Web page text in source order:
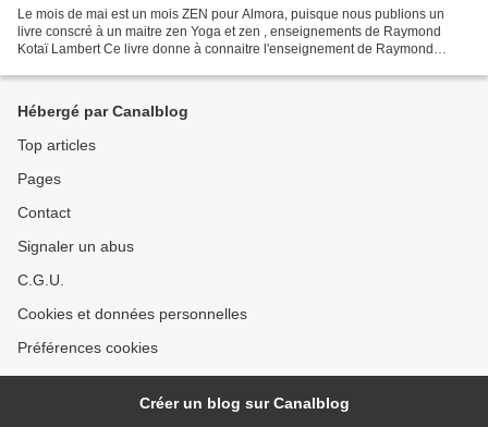
Le mois de mai est un mois ZEN pour Almora, puisque nous publions un
livre conscré à un maitre zen Yoga et zen , enseignements de Raymond
Kotaï Lambert Ce livre donne à connaitre l'enseignement de Raymond
Hébergé par Canalblog
Top articles
Pages
Contact
Signaler un abus
C.G.U.
Cookies et données personnelles
Préférences cookies
Créer un blog sur Canalblog